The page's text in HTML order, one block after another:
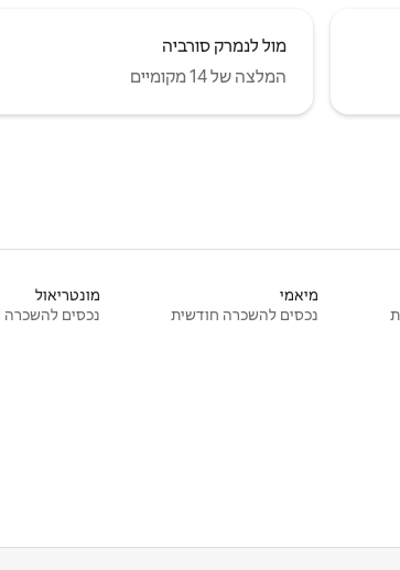
מול לנמרק סורביה
המלצה של 14 מקומיים
מיאמי
נכסים להשכרה חודשית
מונטריאול
נכסים להשכרה